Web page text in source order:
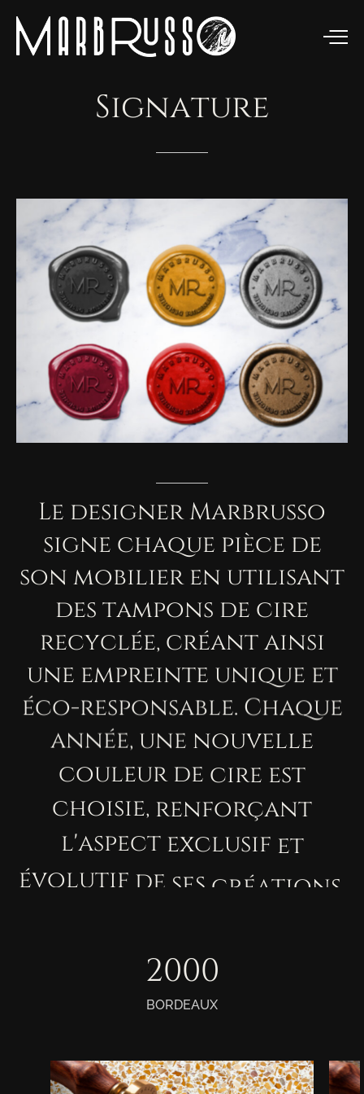
Signature
Le designerMarbrusso
signe chaque pièce de
son mobilier en utilisant
des tampons de cire
recyclée, créantainsi
une empreinte unique et
éco-responsable. Chaque
année, une nouvelle
couleur de cire est
choisie, renforçant
l'aspect exclusif et
évolutif de ses créations.
2014
BORDEAUX